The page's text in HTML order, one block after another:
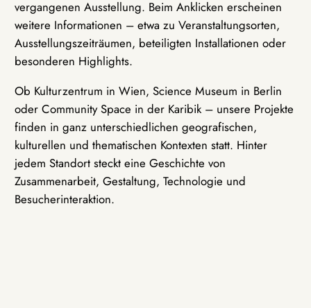
vergangenen Ausstellung. Beim Anklicken erscheinen
weitere Informationen – etwa zu Veranstaltungsorten,
Ausstellungszeiträumen, beteiligten Installationen oder
besonderen Highlights.
Ob Kulturzentrum in Wien, Science Museum in Berlin
oder Community Space in der Karibik – unsere Projekte
finden in ganz unterschiedlichen geografischen,
kulturellen und thematischen Kontexten statt. Hinter
jedem Standort steckt eine Geschichte von
Zusammenarbeit, Gestaltung, Technologie und
Besucherinteraktion.